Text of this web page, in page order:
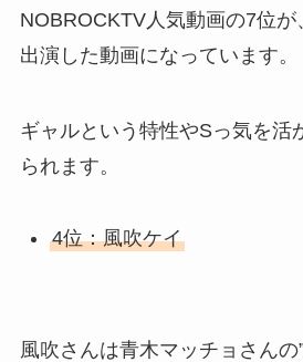
NOBROCKTV人気動画の7位
出演した動画になっています。
ギャルという特性やSっ気を活
られます。
4位：風吹ケイ
風吹さんは青木マッチョさんの